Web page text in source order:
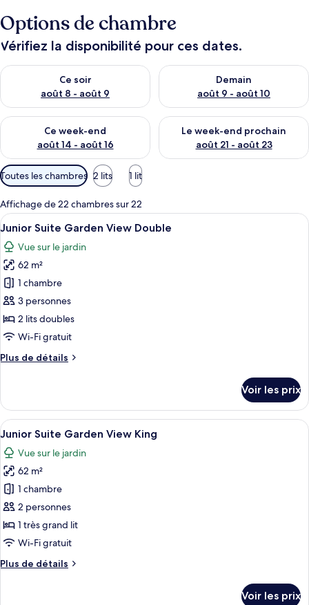
Options de chambre
Vérifiez la disponibilité pour ces dates.
Ce soir
août 8 - août 9
Vérifier la disponibilité pour ce soir août 8 - août 9
Demain
août 9 - août 10
Vérifier la disponibilité pour
Ce week-end
août 14 - août 16
Vérifier la disponibilité pour ce week-end août 14 - août 16
Le week-end prochain
août 21 - août 23
Vérifier la disponibilité pour
Filtres
disponibles
pour
les
chambres
Toutes les chambres 2 lits 1 lit
Affichage de 22 chambres sur 22
Afficher
toutes
les
photos
pour
ce
type
de
chambre :
Junior
View
Double
Une chambre d’hôtel moderne
4
Junior Suite Garden View Double
Vue sur le jardin
62 m²
1 chambre
3 personnes
2 lits doubles
Wi-Fi gratuit
Plus de détails
Plus
le
type
de
Junior
Suite
Garden
View
Double
Voir les prix
Afficher
toutes
les
photos
pour
ce
type
de
chambre :
Junior
Une chambre d’hôtel moderne
3
Junior Suite Garden View King
Vue sur le jardin
62 m²
1 chambre
2 personnes
1 très grand lit
Wi-Fi gratuit
Plus de détails
Plus
Voir les prix